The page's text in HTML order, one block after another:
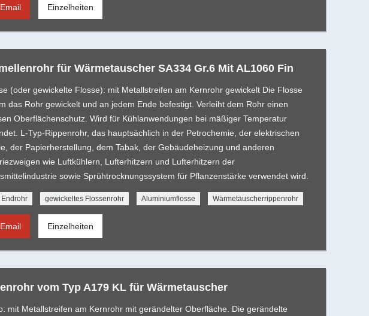
Email Einzelheiten
für Wärmetauscher SA334 Gr.6 Mit AL1060 Fin
(oder gewickelte Flosse): mit Metallstreifen am Kernrohr gewickelt Die Flosse
das Rohr gewickelt und an jedem Ende befestigt. Verleiht dem Rohr einen
Oberflächenschutz. Wird für Kühlanwendungen bei mäßiger Temperatur
L-Typ-Rippenrohr, das hauptsächlich in der Petrochemie, der elektrischen
der Papierherstellung, dem Tabak, der Gebäudeheizung und anderen
wie Luftkühlern, Lufterhitzern und Lufterhitzern der
sowie Sprühtrocknungssystem für Pflanzenstärke verwendet wird.
Endrohr gewickeltes Flossenrohr Aluminiumflosse Wärmetauscherrippenrohr
Email Einzelheiten
vom Typ A179 KL für Wärmetauscher
mit Metallstreifen am Kernrohr mit gerändelter Oberfläche. Die gerändelte